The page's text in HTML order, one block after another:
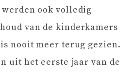
ook volledig
van de kinderkamers
nooit meer terug gezien.
uit het eerste jaar van de